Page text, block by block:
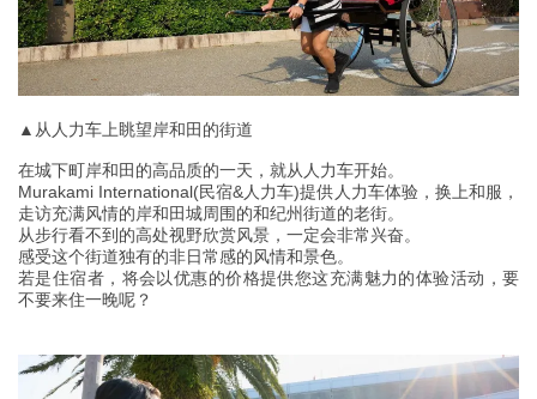
▲从人力车上眺望岸和田的街道
在城下町岸和田的高品质的一天，就从人力车开始。
Murakami International(民宿&人力车)提供人力车体验，换上和服，
走访充满风情的岸和田城周围的和纪州街道的老街。
从步行看不到的高处视野欣赏风景，一定会非常兴奋。
感受这个街道独有的非日常感的风情和景色。
若是住宿者，将会以优惠的价格提供您这充满魅力的体验活动，要
不要来住一晚呢？